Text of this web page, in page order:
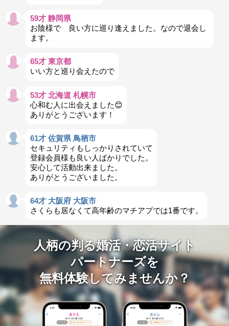
59才 静岡県
お陰様で 良い方に巡り逢えました。なので退会し
ます。
65才 東京都
いい方と巡り会えたので
53才 北海道 札幌市
心和む人に出会えました😊
ありがとうございます！
61才 佐賀県 鳥栖市
セキュリティもしっかりされていて
登録会員様も良い人ばかりでした。
安心して活動出来ました。
ありがとうございました。
64才 大阪府 大阪市
さくらも居なくて高年齢のマチアプでは1番です。
人柄の判る婚活・恋活サイト
パートナーズを
無料体験してみませんか？